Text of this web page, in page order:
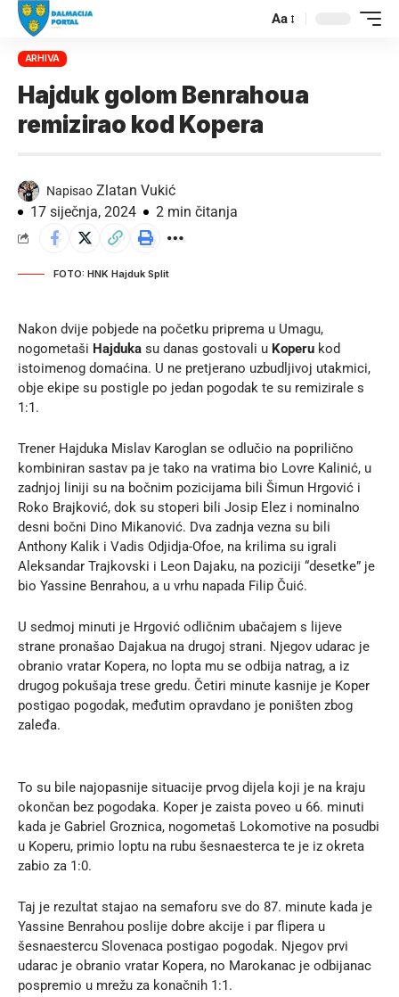
Aa
ARHIVA
Hajduk golom Benrahoua
remizirao kod Kopera
Napisao Zlatan Vukić
17 siječnja, 2024
2 min čitanja
FOTO: HNK Hajduk Split
Nakon dvije pobjede na početku priprema u Umagu,
nogometaši Hajduka su danas gostovali u Koperu kod
istoimenog domaćina. U ne pretjerano uzbudljivoj utakmici,
obje ekipe su postigle po jedan pogodak te su remizirale s
1:1.
Trener Hajduka Mislav Karoglan se odlučio na poprilično
kombiniran sastav pa je tako na vratima bio Lovre Kalinić, u
zadnjoj liniji su na bočnim pozicijama bili Šimun Hrgović i
Roko Brajković, dok su stoperi bili Josip Elez i nominalno
desni bočni Dino Mikanović. Dva zadnja vezna su bili
Anthony Kalik i Vadis Odjidja-Ofoe, na krilima su igrali
Aleksandar Trajkovski i Leon Dajaku, na poziciji “desetke” je
bio Yassine Benrahou, a u vrhu napada Filip Čuić.
U sedmoj minuti je Hrgović odličnim ubačajem s lijeve
strane pronašao Dajakua na drugoj strani. Njegov udarac je
obranio vratar Kopera, no lopta mu se odbija natrag, a iz
drugog pokušaja trese gredu. Četiri minute kasnije je Koper
postigao pogodak, međutim opravdano je poništen zbog
zaleđa.
To su bile najopasnije situacije prvog dijela koji je na kraju
okončan bez pogodaka. Koper je zaista poveo u 66. minuti
kada je Gabriel Groznica, nogometaš Lokomotive na posudbi
u Koperu, primio loptu na rubu šesnaesterca te je iz okreta
zabio za 1:0.
Taj je rezultat stajao na semaforu sve do 87. minute kada je
Yassine Benrahou poslije dobre akcije i par flipera u
šesnaestercu Slovenaca postigao pogodak. Njegov prvi
udarac je obranio vratar Kopera, no Marokanac je odbijanac
pospremio u mrežu za konačnih 1:1.